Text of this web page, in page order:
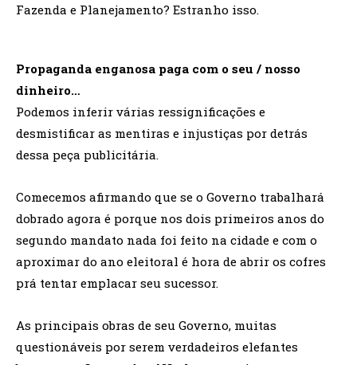
Fazenda e Planejamento? Estranho isso.
Propaganda enganosa paga com o seu / nosso
dinheiro…
Podemos inferir várias ressignificações e
desmistificar as mentiras e injustiças por detrás
dessa peça publicitária.
Comecemos afirmando que se o Governo trabalhará
dobrado agora é porque nos dois primeiros anos do
segundo mandato nada foi feito na cidade e com o
aproximar do ano eleitoral é hora de abrir os cofres
prá tentar emplacar seu sucessor.
As principais obras de seu Governo, muitas
questionáveis por serem verdadeiros elefantes